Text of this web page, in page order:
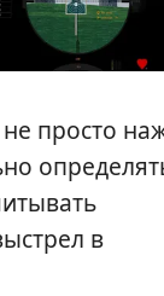
просто
в